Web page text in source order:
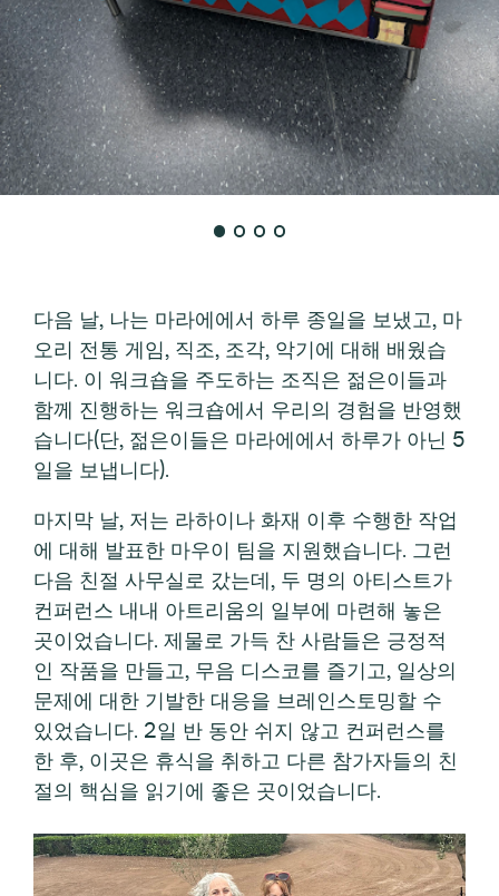
다음 날, 나는 마라에에서 하루 종일을 보냈고, 마
오리 전통 게임, 직조, 조각, 악기에 대해 배웠습
니다. 이 워크숍을 주도하는 조직은 젊은이들과
함께 진행하는 워크숍에서 우리의 경험을 반영했
습니다(단, 젊은이들은 마라에에서 하루가 아닌 5
일을 보냅니다).
마지막 날, 저는 라하이나 화재 이후 수행한 작업
에 대해 발표한 마우이 팀을 지원했습니다. 그런
다음 친절 사무실로 갔는데, 두 명의 아티스트가
컨퍼런스 내내 아트리움의 일부에 마련해 놓은
곳이었습니다. 제물로 가득 찬 사람들은 긍정적
인 작품을 만들고, 무음 디스코를 즐기고, 일상의
문제에 대한 기발한 대응을 브레인스토밍할 수
있었습니다. 2일 반 동안 쉬지 않고 컨퍼런스를
한 후, 이곳은 휴식을 취하고 다른 참가자들의 친
절의 핵심을 읽기에 좋은 곳이었습니다.